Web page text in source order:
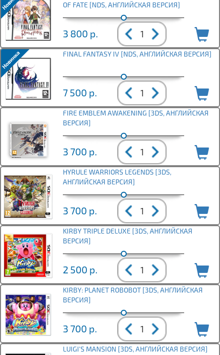
OF FATE [NDS, АНГЛИЙСКАЯ ВЕРСИЯ]
3 800 р.
FINAL FANTASY IV [NDS, АНГЛИЙСКАЯ ВЕРСИЯ]
7 500 р.
FIRE EMBLEM AWAKENING [3DS, АНГЛИЙСКАЯ
ВЕРСИЯ]
3 700 р.
HYRULE WARRIORS LEGENDS [3DS,
АНГЛИЙСКАЯ ВЕРСИЯ]
3 700 р.
KIRBY TRIPLE DELUXE [3DS, АНГЛИЙСКАЯ
ВЕРСИЯ]
2 500 р.
KIRBY: PLANET ROBOBOT [3DS, АНГЛИЙСКАЯ
ВЕРСИЯ]
3 700 р.
LUIGI'S MANSION [3DS, АНГЛИЙСКАЯ ВЕРСИЯ]